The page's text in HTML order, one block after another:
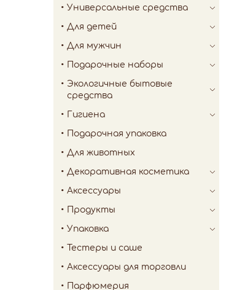
Универсальные средства
Для детей
Для мужчин
Подарочные наборы
Экологичные бытовые
средства
Гигиена
Подарочная упаковка
Для животных
Декоративная косметика
Аксессуары
Продукты
Упаковка
Тестеры и саше
Аксессуары для торговли
Парфюмерия